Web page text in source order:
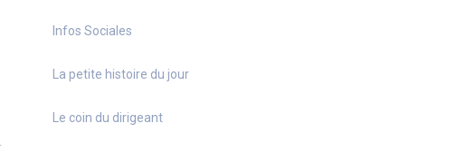
Infos Sociales
La petite histoire du jour
Le coin du dirigeant